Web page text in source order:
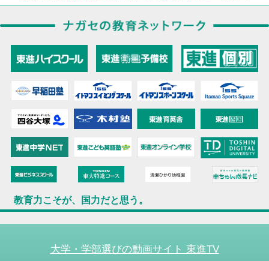
教育力こそが、国力だと思う。
大学・学部選びの動画サイト 東進TV